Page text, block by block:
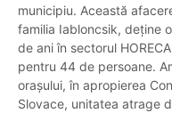
municipiu. Această
familia Iabloncsik, deține
de ani în sectorul
pentru 44 de persoane.
orașului, în apropierea
Slovace, unitatea atrage